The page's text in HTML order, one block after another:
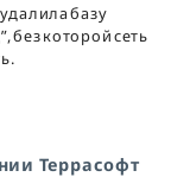
базу
без которой сеть
Террасофт